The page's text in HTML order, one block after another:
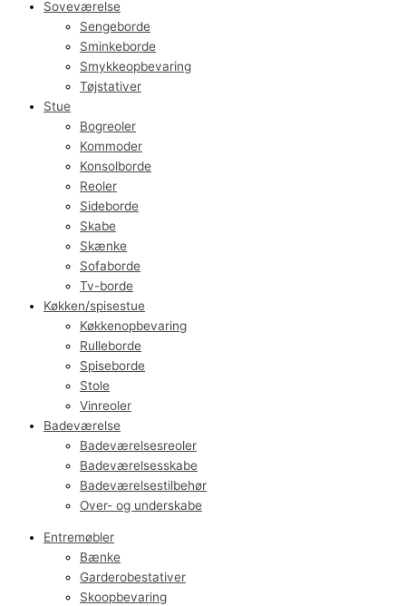
Soveværelse
Sengeborde
Sminkeborde
Smykkeopbevaring
Tøjstativer
Stue
Bogreoler
Kommoder
Konsolborde
Reoler
Sideborde
Skabe
Skænke
Sofaborde
Tv-borde
Køkken/spisestue
Køkkenopbevaring
Rulleborde
Spiseborde
Stole
Vinreoler
Badeværelse
Badeværelsesreoler
Badeværelsesskabe
Badeværelsestilbehør
Over- og underskabe
Entremøbler
Bænke
Garderobestativer
Skoopbevaring